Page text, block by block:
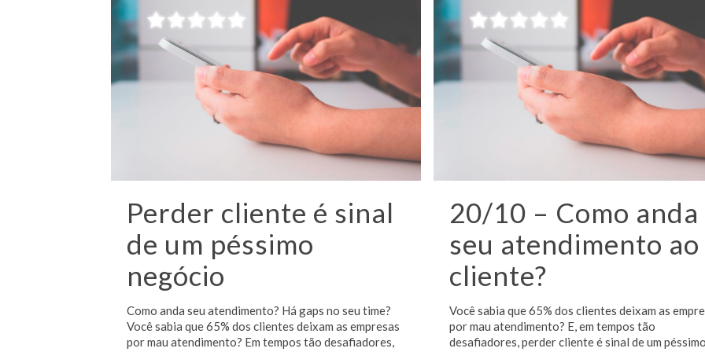
Perder cliente é sinal
de um péssimo
negócio
Como anda seu atendimento? Há gaps no seu time?
Você sabia que 65% dos clientes deixam as empresas
por mau atendimento? Em tempos tão desafiadores,
20/10 – Como anda
seu atendimento ao
cliente?
Você sabia que 65% dos clientes deixam as
por mau atendimento? E, em tempos tão
desafiadores, perder cliente é sinal de um